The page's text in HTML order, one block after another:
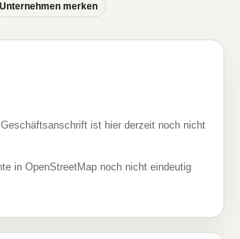
Unternehmen merken
ist hier derzeit noch nicht
in OpenStreetMap noch nicht eindeutig